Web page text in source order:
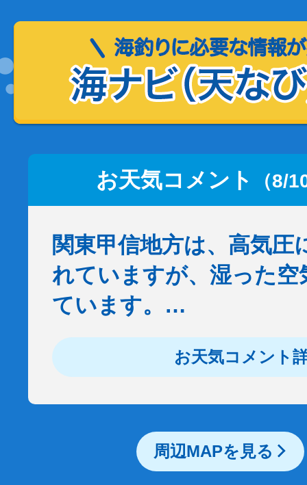
お天気コメント （8/
関東甲信地方は、高気圧
れていますが、湿った空
ています。…
お天気コメント
周辺MAPを見る